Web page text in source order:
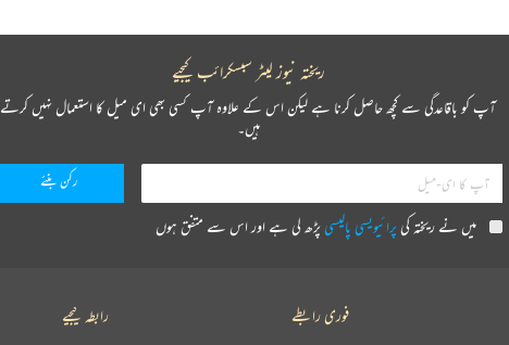
ریختہ نیوز لیٹر سبسکرائب کیجیے
آپ کو باقاعدگی سے کچھ حاصل کرنا ہے لیکن اس کے علاوہ آپ کسی بھی ای میل کا استعمال نہیں کرتے
ہیں۔
میں نے ریختہ کیپرائیویسی پالیسیپڑھ لی ہے اور اس سے متفق ہوں
فوری رابطے رابطہ کیجیے